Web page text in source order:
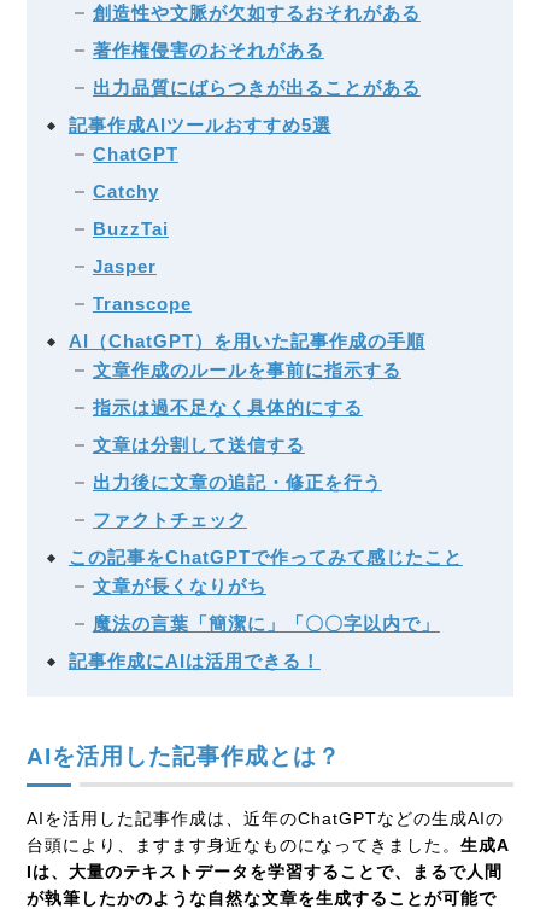
創造性や文脈が欠如するおそれがある
著作権侵害のおそれがある
出力品質にばらつきが出ることがある
記事作成AIツールおすすめ5選
ChatGPT
Catchy
BuzzTai
Jasper
Transcope
AI（ChatGPT）を用いた記事作成の手順
文章作成のルールを事前に指示する
指示は過不足なく具体的にする
文章は分割して送信する
出力後に文章の追記・修正を行う
ファクトチェック
この記事をChatGPTで作ってみて感じたこと
文章が長くなりがち
魔法の言葉「簡潔に」「〇〇字以内で」
記事作成にAIは活用できる！
AIを活用した記事作成とは？
AIを活用した記事作成は、近年のChatGPTなどの生成AIの
台頭により、ますます身近なものになってきました。生成A
Iは、大量のテキストデータを学習することで、まるで人間
が執筆したかのような自然な文章を生成することが可能で